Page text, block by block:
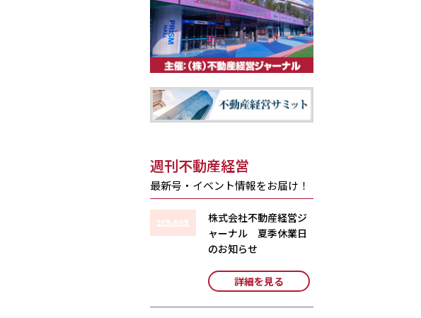
週刊不動産経営
最新号・イベント情報をお届け！
株式会社不動産経営ジ
ャーナル 夏季休業日
のお知らせ
詳細を見る